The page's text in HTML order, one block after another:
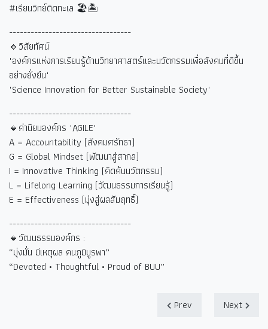
#เรียนวิทย์ติดทะเล 🏖🏝
----------------------------------
🔸วิสัยทัศน์
"องค์กรแห่งการเรียนรู้ด้านวิทยาศาสตร์และนวัตกรรมเพื่อสังคมที่ดีขึ้น
อย่างยั่งยืน"
"Science Innovation for Better Sustainable Society"
----------------------------------
🔸ค่านิยมองค์กร "AGILE"
A = Accountability (สังคมศรัทธา)
G = Global Mindset (พัฒนาสู่สากล)
I = Innovative Thinking (คิดค้นนวัตกรรม)
L = Lifelong Learning (วัฒนธรรมการเรียนรู้)
E = Effectiveness (มุ่งสู่ผลสัมฤทธิ์)
----------------------------------
🔸วัฒนธรรมองค์กร :
“มุ่งมั่น มีเหตุผล คนภูมิบูรพา”
“Devoted • Thoughtful • Proud of BUU”
Prev Next